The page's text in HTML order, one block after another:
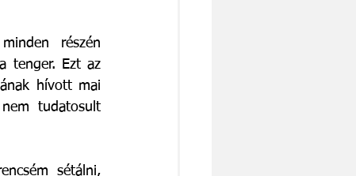
részén
tenger. Ezt az
hívott mai
tudatosult
sétálni,